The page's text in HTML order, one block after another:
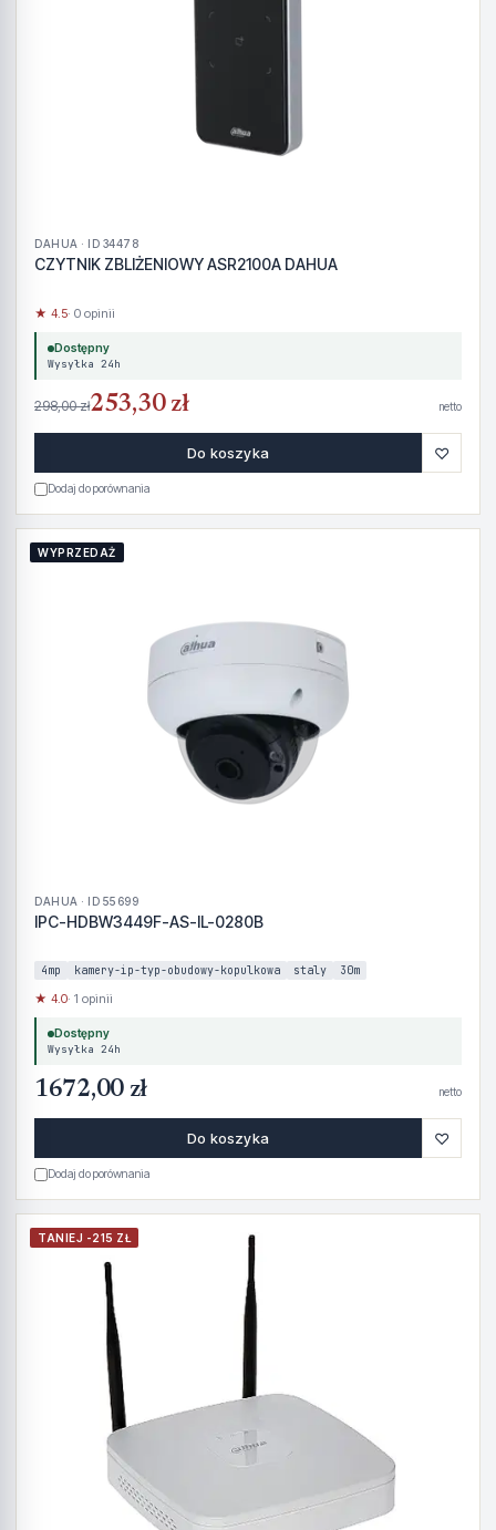
DAHUA · ID 34478
CZYTNIK ZBLIŻENIOWY ASR2100A DAHUA
★ 4.5· 0 opinii
Dostępny
Wysyłka 24h
298,00 zł253,30 zł netto
Do koszyka ♡
Dodaj do porównania
WYPRZEDAŻ
DAHUA · ID 55699
IPC-HDBW3449F-AS-IL-0280B
4mp kamery-ip-typ-obudowy-kopulkowa staly 30m
★ 4.0· 1 opinii
Dostępny
Wysyłka 24h
1672,00 zł netto
Do koszyka ♡
Dodaj do porównania
TANIEJ -215 ZŁ